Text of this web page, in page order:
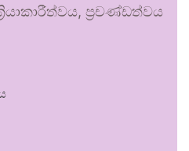
ප්‍රචණ්ඩත්වය